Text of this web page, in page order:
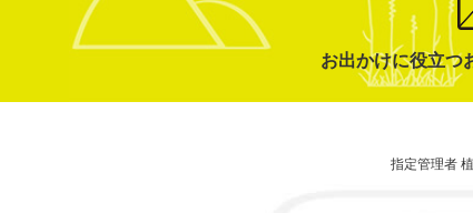
お出かけに役立つ
指定管理者